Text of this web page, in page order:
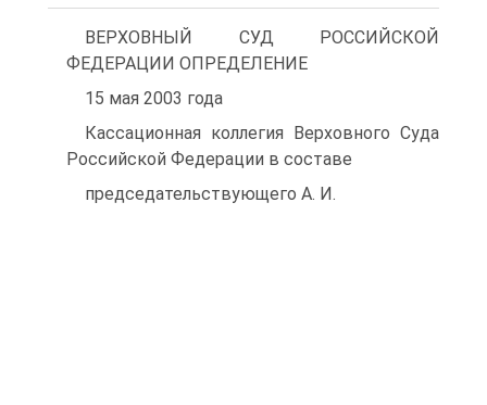
ВЕРХОВНЫЙ СУД РОССИЙСКОЙ
ФЕДЕРАЦИИ ОПРЕДЕЛЕНИЕ
15 мая 2003 года
Кассационная коллегия Верховного Суда
Российской Федерации в составе
председательствующего А. И.